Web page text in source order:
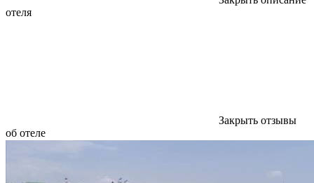
отеля
Закрыть отзывы
об отеле